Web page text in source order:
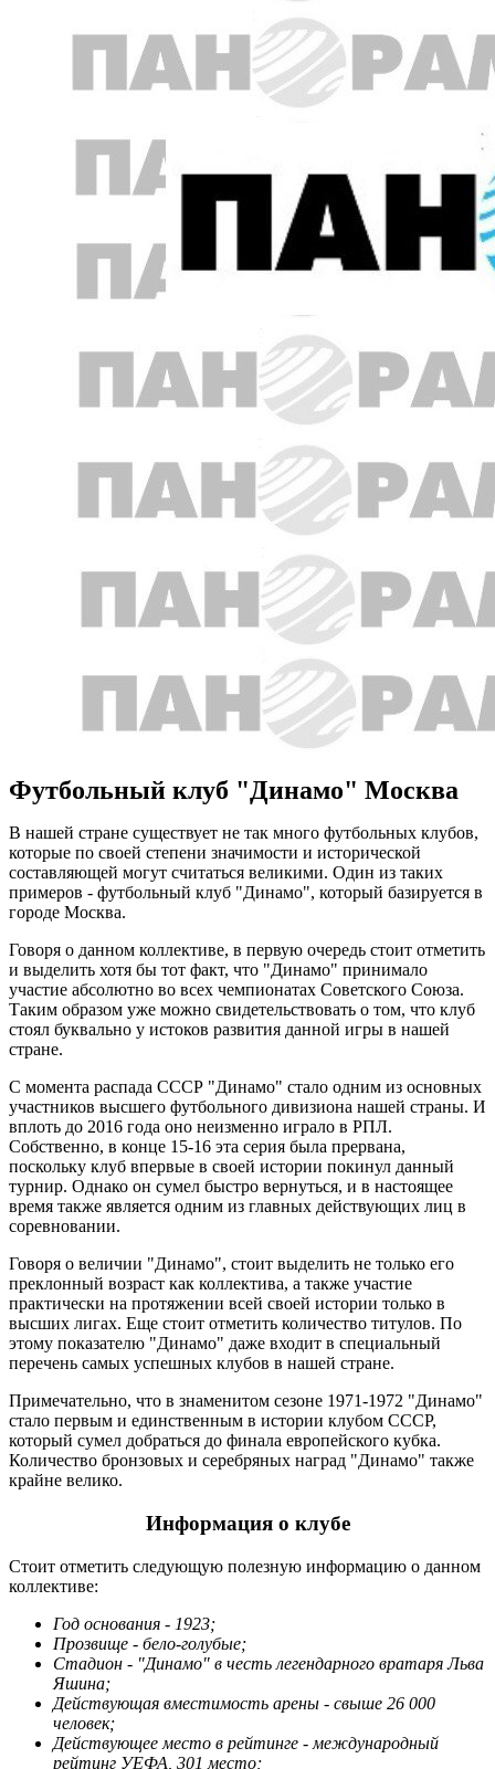
Футбольный клуб "Динамо" Москва
В нашей стране существует не так много футбольных клубов,
которые по своей степени значимости и исторической
составляющей могут считаться великими. Один из таких
примеров - футбольный клуб "Динамо", который базируется в
городе Москва.
Говоря о данном коллективе, в первую очередь стоит отметить
и выделить хотя бы тот факт, что "Динамо" принимало
участие абсолютно во всех чемпионатах Советского Союза.
Таким образом уже можно свидетельствовать о том, что клуб
стоял буквально у истоков развития данной игры в нашей
стране.
С момента распада СССР "Динамо" стало одним из основных
участников высшего футбольного дивизиона нашей страны. И
вплоть до 2016 года оно неизменно играло в РПЛ.
Собственно, в конце 15-16 эта серия была прервана,
поскольку клуб впервые в своей истории покинул данный
турнир. Однако он сумел быстро вернуться, и в настоящее
время также является одним из главных действующих лиц в
соревновании.
Говоря о величии "Динамо", стоит выделить не только его
преклонный возраст как коллектива, а также участие
практически на протяжении всей своей истории только в
высших лигах. Еще стоит отметить количество титулов. По
этому показателю "Динамо" даже входит в специальный
перечень самых успешных клубов в нашей стране.
Примечательно, что в знаменитом сезоне 1971-1972 "Динамо"
стало первым и единственным в истории клубом СССР,
который сумел добраться до финала европейского кубка.
Количество бронзовых и серебряных наград "Динамо" также
крайне велико.
Информация о клубе
Стоит отметить следующую полезную информацию о данном
коллективе:
Год основания - 1923;
Прозвище - бело-голубые;
Стадион - "Динамо" в честь легендарного вратаря Льва
Яшина;
Действующая вместимость арены - свыше 26 000
человек;
Действующее место в рейтинге - международный
рейтинг УЕФА, 301 место;